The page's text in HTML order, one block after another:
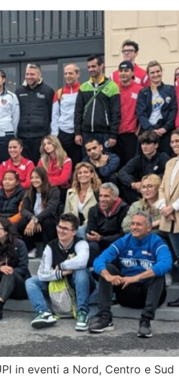
in eventi a Nord, Centro e Sud